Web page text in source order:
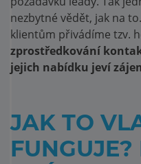
nezbytné vědět, jak na
klientům přivádíme tzv.
zprostředkování
jejich nabídku jeví
JAK TO